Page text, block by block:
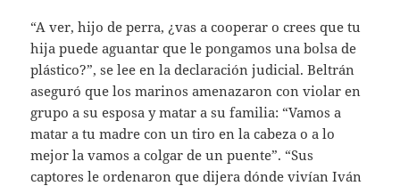
“A ver, hijo de perra, ¿vas a cooperar o crees que tu
hija puede aguantar que le pongamos una bolsa de
plástico?”, se lee en la declaración judicial. Beltrán
aseguró que los marinos amenazaron con violar en
grupo a su esposa y matar a su familia: “Vamos a
matar a tu madre con un tiro en la cabeza o a lo
mejor la vamos a colgar de un puente”. “Sus
captores le ordenaron que dijera dónde vivían Iván